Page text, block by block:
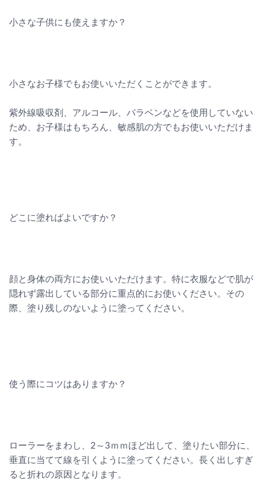
小さな子供にも使えますか？
小さなお子様でもお使いいただくことができます。
紫外線吸収剤、アルコール、パラベンなどを使用していない
ため、お子様はもちろん、敏感肌の方でもお使いいただけま
す。
どこに塗ればよいですか？
顔と身体の両方にお使いいただけます。特に衣服などで肌が
隠れず露出している部分に重点的にお使いください。その
際、塗り残しのないように塗ってください。
使う際にコツはありますか？
ローラーをまわし、2～3ｍｍほど出して、塗りたい部分に、
垂直に当てて線を引くように塗ってください。長く出しすぎ
ると折れの原因となります。